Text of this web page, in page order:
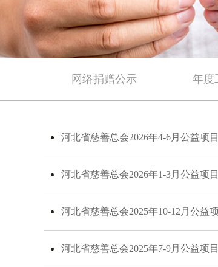
网络捐赠公示 年度
河北省慈善总会2026年4-6月公益项
河北省慈善总会2026年1-3月公益项
河北省慈善总会2025年10-12月公益
河北省慈善总会2025年7-9月公益项